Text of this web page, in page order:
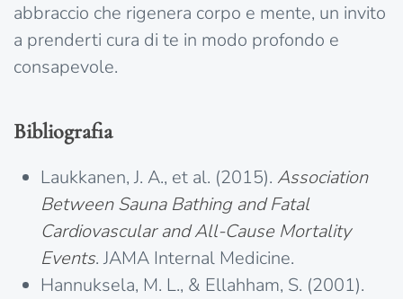
abbraccio che rigenera corpo e mente, un invito
a prenderti cura di te in modo profondo e
consapevole.
Bibliografia
Laukkanen, J. A., et al. (2015). Association
Between Sauna Bathing and Fatal
Cardiovascular and All-Cause Mortality
Events. JAMA Internal Medicine.
Hannuksela, M. L., & Ellahham, S. (2001).